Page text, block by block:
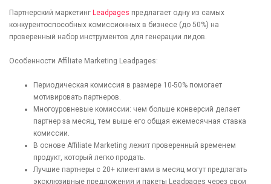
Партнерский маркетинг Leadpages предлагает одну из самых
конкурентоспособных комиссионных в бизнесе (до 50%) на
проверенный набор инструментов для генерации лидов.
Особенности Affiliate Marketing Leadpages:
Периодическая комиссия в размере 10-50% помогает
мотивировать партнеров.
Многоуровневые комиссии: чем больше конверсий делает
партнер за месяц, тем выше его общая ежемесячная ставка
комиссии.
В основе Affiliate Marketing лежит проверенный временем
продукт, который легко продать.
Лучшие партнеры с 20+ клиентами в месяц могут предлагать
эксклюзивные предложения и пакеты Leadpages через свои